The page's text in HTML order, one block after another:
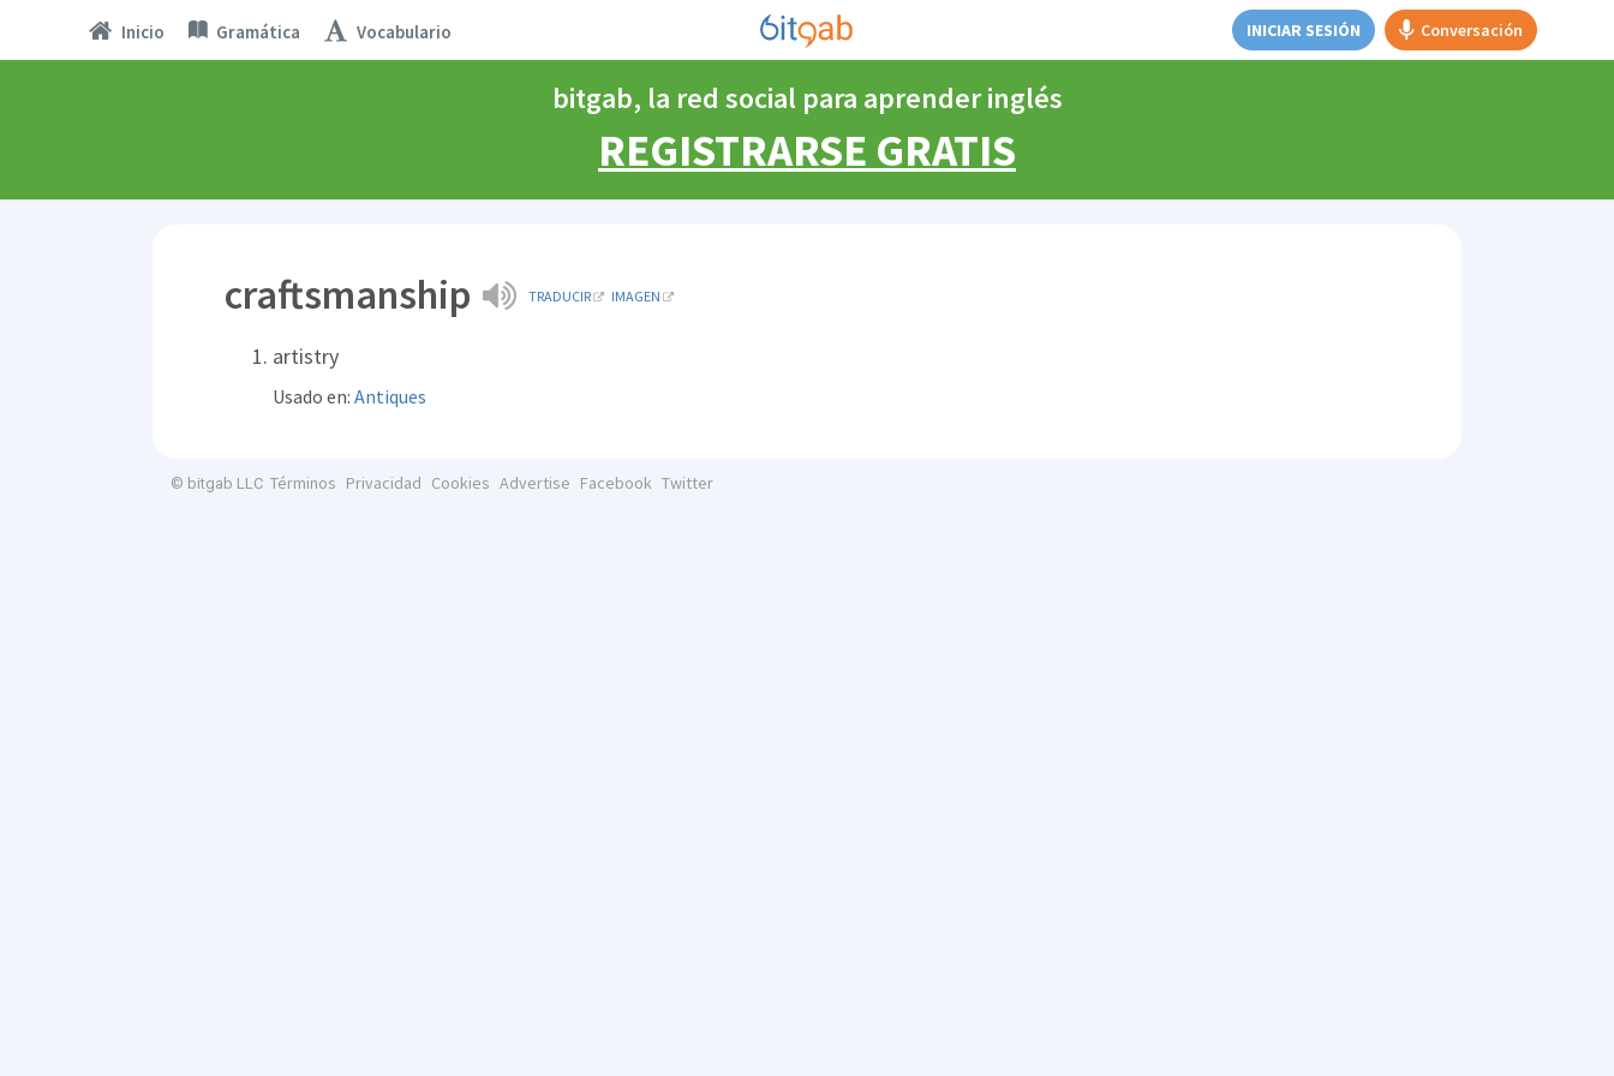
Inicio Gramática Vocabulario INICIAR SESIÓN Conversación
bitgab, la red social para aprender inglés
REGISTRARSE GRATIS
craftsmanship TRADUCIR IMAGEN
artistry
Usado en: Antiques
© bitgab LLC Términos Privacidad Cookies Advertise Facebook Twitter